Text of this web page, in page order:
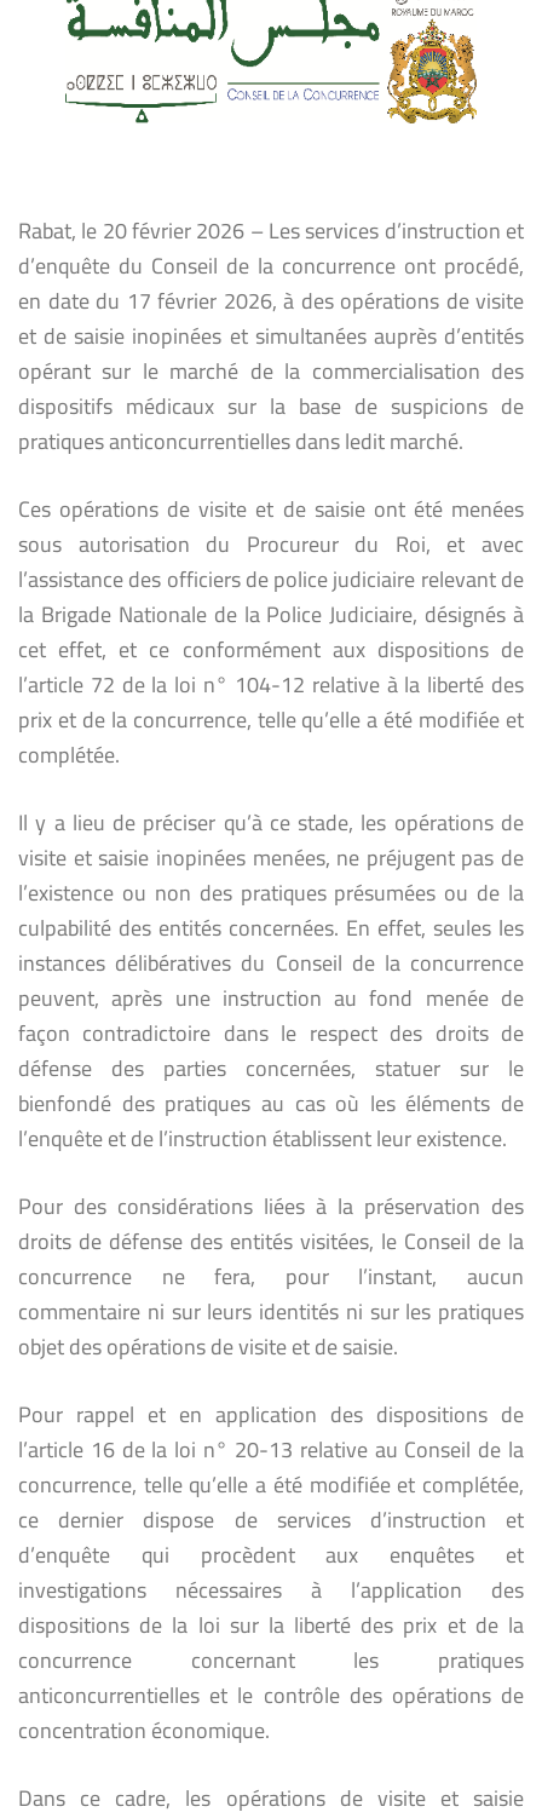
Rabat, le 20 février 2026 – Les services d’instruction et
d’enquête du Conseil de la concurrence ont procédé,
en date du 17 février 2026, à des opérations de visite
et de saisie inopinées et simultanées auprès d’entités
opérant sur le marché de la commercialisation des
dispositifs médicaux sur la base de suspicions de
pratiques anticoncurrentielles dans ledit marché.
Ces opérations de visite et de saisie ont été menées
sous autorisation du Procureur du Roi, et avec
l’assistance des officiers de police judiciaire relevant de
la Brigade Nationale de la Police Judiciaire, désignés à
cet effet, et ce conformément aux dispositions de
l’article 72 de la loi n° 104-12 relative à la liberté des
prix et de la concurrence, telle qu’elle a été modifiée et
complétée.
Il y a lieu de préciser qu’à ce stade, les opérations de
visite et saisie inopinées menées, ne préjugent pas de
l’existence ou non des pratiques présumées ou de la
culpabilité des entités concernées. En effet, seules les
instances délibératives du Conseil de la concurrence
peuvent, après une instruction au fond menée de
façon contradictoire dans le respect des droits de
défense des parties concernées, statuer sur le
bienfondé des pratiques au cas où les éléments de
l’enquête et de l’instruction établissent leur existence.
Pour des considérations liées à la préservation des
droits de défense des entités visitées, le Conseil de la
concurrence ne fera, pour l’instant, aucun
commentaire ni sur leurs identités ni sur les pratiques
objet des opérations de visite et de saisie.
Pour rappel et en application des dispositions de
l’article 16 de la loi n° 20-13 relative au Conseil de la
concurrence, telle qu’elle a été modifiée et complétée,
ce dernier dispose de services d’instruction et
d’enquête qui procèdent aux enquêtes et
investigations nécessaires à l’application des
dispositions de la loi sur la liberté des prix et de la
concurrence concernant les pratiques
anticoncurrentielles et le contrôle des opérations de
concentration économique.
Dans ce cadre, les opérations de visite et saisie